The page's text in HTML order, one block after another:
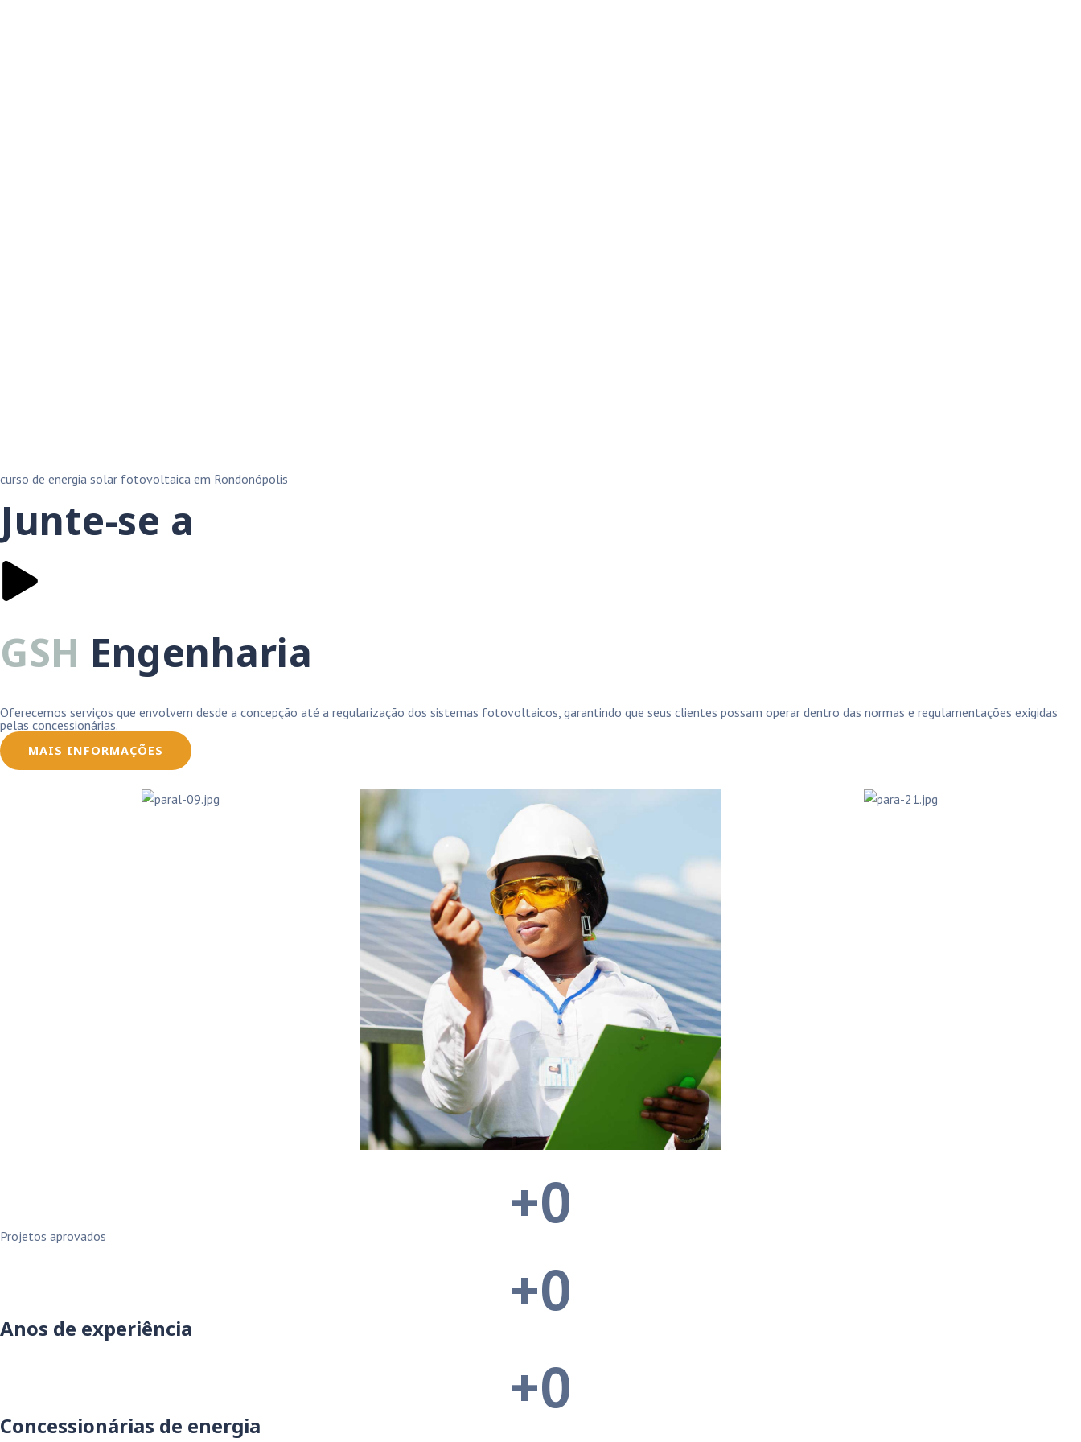
curso de energia solar fotovoltaica em Rondonópolis
Junte-se a
GSH Engenharia
Oferecemos serviços que envolvem desde a concepção até a regularização dos sistemas fotovoltaicos, garantindo que seus clientes possam operar dentro das normas e regulamentações exigidas
pelas concessionárias.
MAIS INFORMAÇÕES
+0
Projetos aprovados
+0
Anos de experiência
+0
Concessionárias de energia